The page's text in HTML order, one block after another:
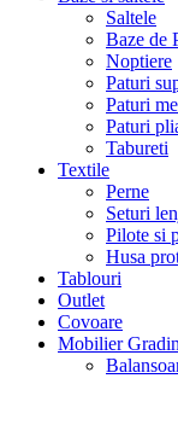
Saltele
Baze de
Noptiere
Paturi
Paturi
Paturi
Tabureti
Textile
Perne
Seturi
Pilote si
Husa
Tablouri
Outlet
Covoare
Mobilier